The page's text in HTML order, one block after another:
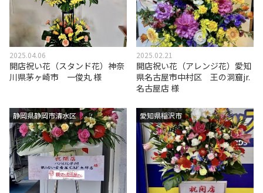
2025.04.06
開店祝い花（スタンド花）神奈
川県茅ヶ崎市 一俊丸 様
2025.02.21
開店祝い花（アレンジ花）愛知
県名古屋市中村区 王の洞窟jr.
名古屋店 様
静岡県静岡市清水区 愛知県稲沢市